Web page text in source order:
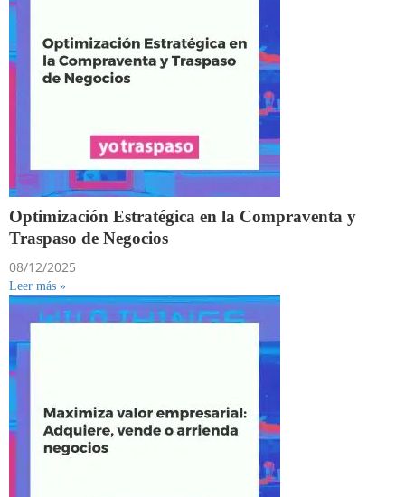
Optimización Estratégica en la Compraventa y
Traspaso de Negocios
08/12/2025
Leer más »